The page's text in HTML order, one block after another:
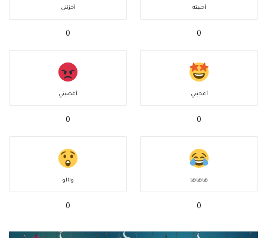
أحببته
0
أحزنني
0
أعجبني
0
أغضبني
0
هاهاها
0
واااو
0